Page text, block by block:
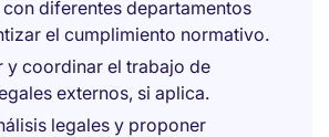
diferentes departamentos
el cumplimiento normativo.
y coordinar el trabajo de
externos, si aplica.
legales y proponer